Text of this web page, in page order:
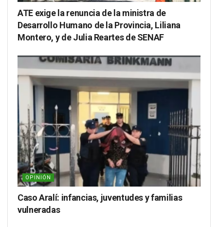
ATE exige la renuncia de la ministra de
Desarrollo Humano de la Provincia, Liliana
Montero, y de Julia Reartes de SENAF
OPINIÓN
Caso Aralí: infancias, juventudes y familias
vulneradas